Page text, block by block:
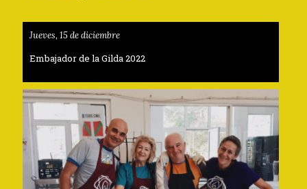
Jueves, 15 de diciembre
Embajador de la Gilda 2022